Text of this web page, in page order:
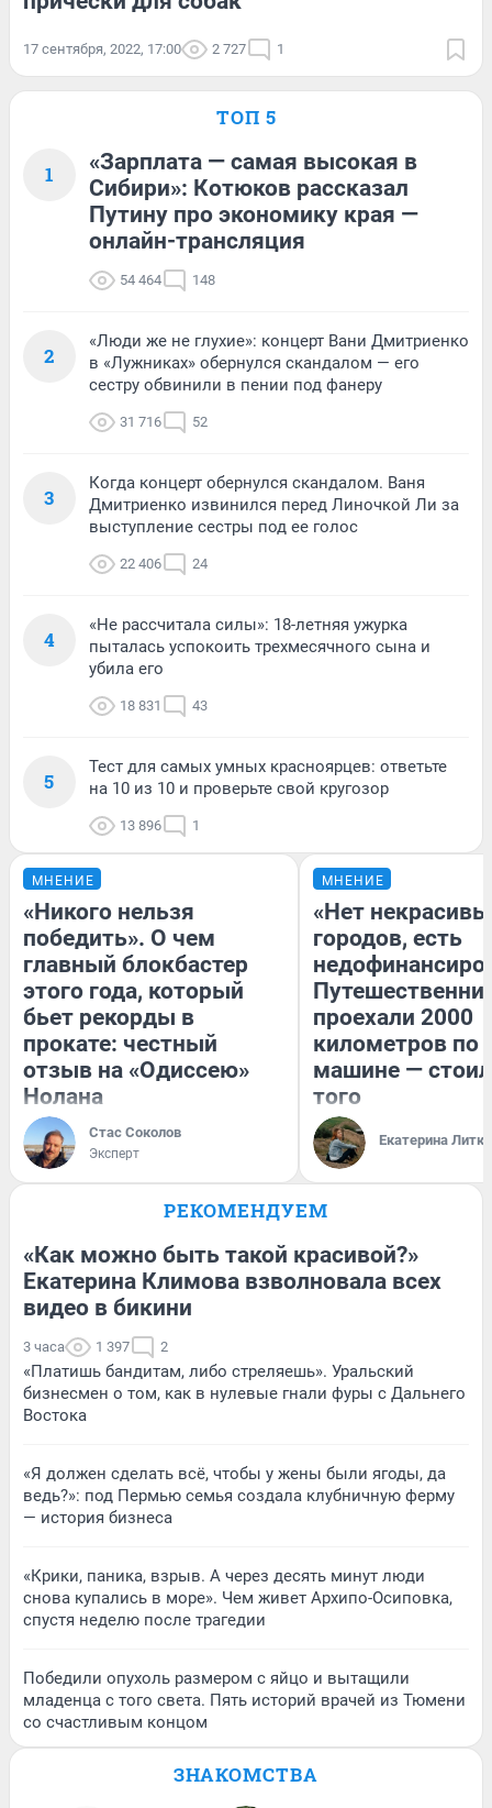
17 сентября, 2022, 17:00 2 727 1
ТОП 5
1
«Зарплата — самая высокая в
Сибири»: Котюков рассказал
Путину про экономику края —
онлайн-трансляция
54 464 148
2
«Люди же не глухие»: концерт Вани Дмитриенко
в «Лужниках» обернулся скандалом — его
сестру обвинили в пении под фанеру
31 716 52
3
Когда концерт обернулся скандалом. Ваня
Дмитриенко извинился перед Линочкой Ли за
выступление сестры под ее голос
22 406 24
4
«Не рассчитала силы»: 18-летняя ужурка
пыталась успокоить трехмесячного сына и
убила его
18 831 43
5
Тест для самых умных красноярцев: ответьте
на 10 из 10 и проверьте свой кругозор
13 896 1
МНЕНИЕ
«Никого нельзя
победить». О чем
главный блокбастер
этого года, который
бьет рекорды в
прокате: честный
отзыв на «Одиссею»
Нолана
Стас Соколов
Эксперт
МНЕНИЕ
«Нет
городов, есть
проехали 2000
километров по
машине —
того
Екатерина
РЕКОМЕНДУЕМ
«Как можно быть такой красивой?»
Екатерина Климова взволновала всех
видео в бикини
3 часа 1 397 2
«Платишь бандитам, либо стреляешь». Уральский
бизнесмен о том, как в нулевые гнали фуры с Дальнего
Востока
«Я должен сделать всё, чтобы у жены были ягоды, да
ведь?»: под Пермью семья создала клубничную ферму
— история бизнеса
«Крики, паника, взрыв. А через десять минут люди
снова купались в море». Чем живет Архипо-Осиповка,
спустя неделю после трагедии
Победили опухоль размером с яйцо и вытащили
младенца с того света. Пять историй врачей из Тюмени
со счастливым концом
ЗНАКОМСТВА